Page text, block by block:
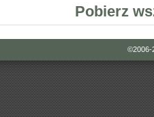
Pobierz
©2006-